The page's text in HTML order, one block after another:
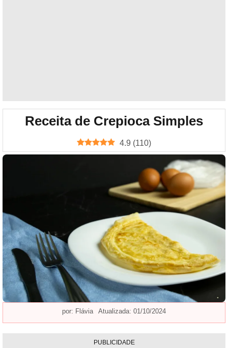
Receita de Crepioca Simples
4.9 (110)
por: Flávia Atualizada: 01/10/2024
PUBLICIDADE